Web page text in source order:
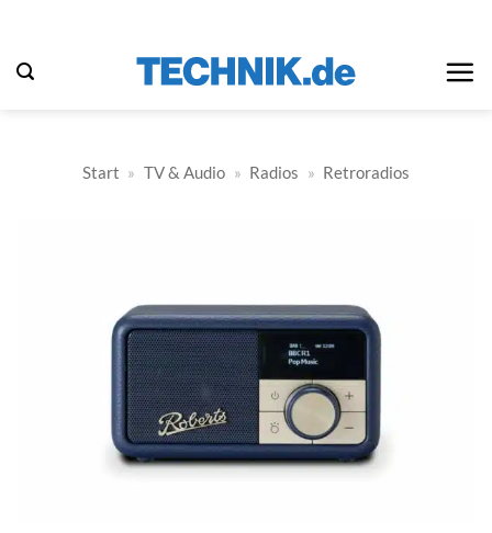
springen
Start » TV & Audio » Radios » Retroradios